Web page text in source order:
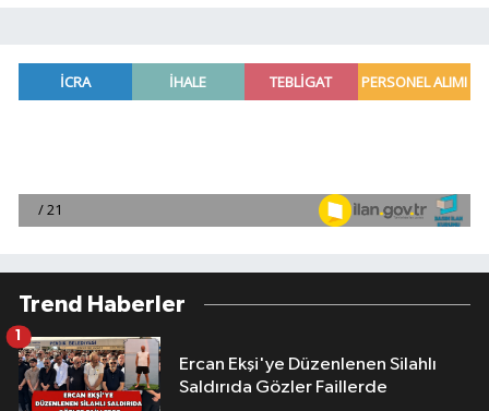
Trend Haberler
Ercan Ekşi'ye Düzenlenen Silahlı
Saldırıda Gözler Faillerde
1